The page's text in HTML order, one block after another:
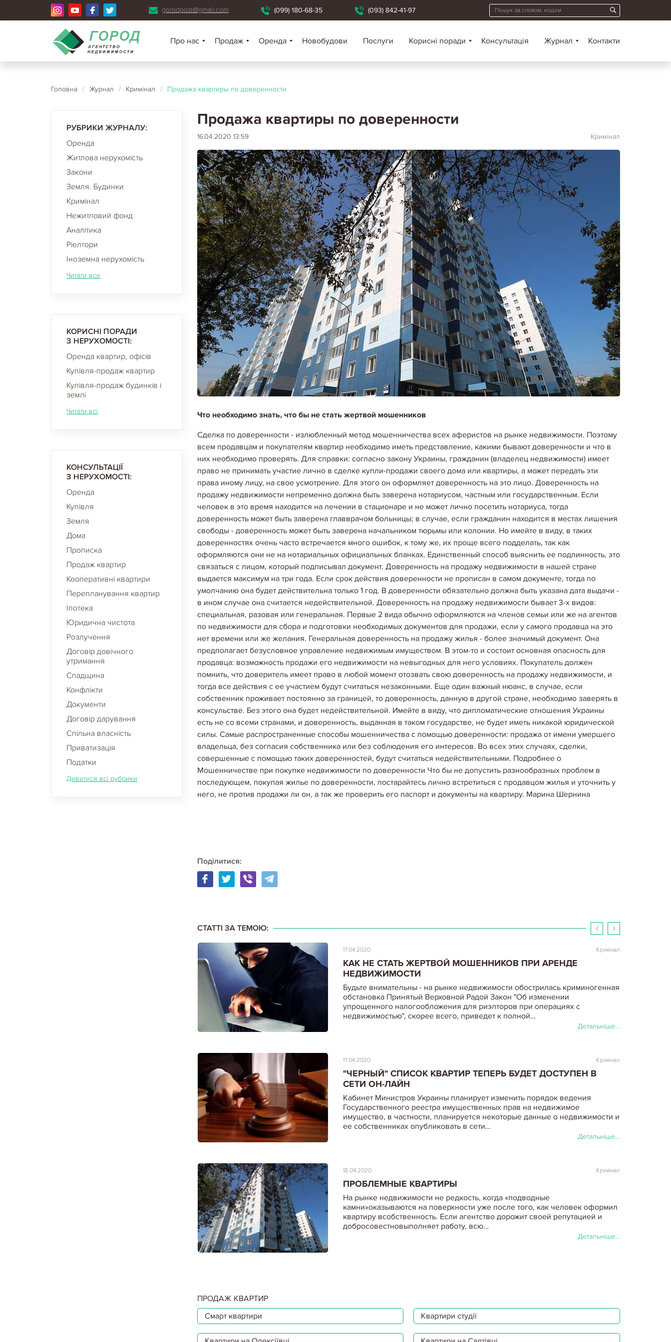
gorodpost@gmail.com (099) 180-68-35 (093) 842-41-97
Про нас Продаж Оренда Новобудови Послуги Корисні поради Консультація Журнал Контакти
Головна / Журнал / Кримінал / Продажа квартиры по доверенности
РУБРИКИ ЖУРНАЛУ:
Оренда
Житлова нерухомість
Закони
Земля. Будинки
Кримінал
Нежитловий фонд
Аналітика
Ріелтори
Іноземна нерухомість
Читати все
КОРИСНІ ПОРАДИ
З НЕРУХОМОСТІ:
Оренда квартир, офісів
Купівля-продаж квартир
Купівля-продаж будинків і
землі
Читати всі
КОНСУЛЬТАЦІЇ
З НЕРУХОМОСТІ:
Оренда
Купівля
Земля
Дома
Прописка
Продаж квартир
Кооперативні квартири
Перепланування квартир
Іпотека
Юридична чистота
Розлучення
Договір довічного
утримання
Спадщина
Конфлікти
Документи
Договір дарування
Спільна власність
Приватизація
Податки
Дивитися всі рубрики
Продажа квартиры по доверенности
16.04.2020 13:59 Кримінал
Что необходимо знать, что бы не стать жертвой мошенников
Сделка по доверенности - излюбленный метод мошенничества всех аферистов на рынке недвижимости. Поэтому
всем продавцам и покупателям квартир необходимо иметь представление, какими бывают доверенности и что в
них необходимо проверять. Для справки: согласно закону Украины, гражданин (владелец недвижимости) имеет
право не принимать участие лично в сделке купли-продажи своего дома или квартиры, а может передать эти
права иному лицу, на свое усмотрение. Для этого он оформляет доверенность на это лицо. Доверенность на
продажу недвижимости непременно должна быть заверена нотариусом, частным или государственным. Если
человек в это время находится на лечении в стационаре и не может лично посетить нотариуса, тогда
доверенность может быть заверена главврачом больницы; в случае, если гражданин находится в местах лишения
свободы - доверенность может быть заверена начальником тюрьмы или колонии. Но имейте в виду, в таких
доверенностях очень часто встречается много ошибок, к тому же, их проще всего подделать, так как
оформляются они не на нотариальных официальных бланках. Единственный способ выяснить ее подлинность, это
связаться с лицом, который подписывал документ. Доверенность на продажу недвижимости в нашей стране
выдается максимум на три года. Если срок действия доверенности не прописан в самом документе, тогда по
умолчанию она будет действительна только 1 год. В доверенности обязательно должна быть указана дата выдачи -
в ином случае она считается недействительной. Доверенность на продажу недвижимости бывает 3-х видов:
специальная, разовая или генеральная. Первые 2 вида обычно оформляются на членов семьи или же на агентов
по недвижимости для сбора и подготовки необходимых документов для продажи, если у самого продавца на это
нет времени или же желания. Генеральная доверенность на продажу жилья - более значимый документ. Она
предполагает безусловное управление недвижимым имуществом. В этом-то и состоит основная опасность для
продавца: возможность продажи его недвижимости на невыгодных для него условиях. Покупатель должен
помнить, что доверитель имеет право в любой момент отозвать свою доверенность на продажу недвижимости, и
тогда все действия с ее участием будут считаться незаконными. Еще один важный нюанс, в случае, если
собственник проживает постоянно за границей, то доверенность, данную в другой стране, необходимо заверять в
консульстве. Без этого она будет недействительной. Имейте в виду, что дипломатические отношения Украины
есть не со всеми странами, и доверенность, выданная в таком государстве, не будет иметь никакой юридической
силы. Самые распространенные способы мошенничества с помощью доверенности: продажа от имени умершего
владельца, без согласия собственника или без соблюдения его интересов. Во всех этих случаях, сделки,
совершенные с помощью таких доверенностей, будут считаться недействительными. Подробнее о
Мошенничестве при покупке недвижимости по доверенности Что бы не допустить разнообразных проблем в
последующем, покупая жилье по доверенности, постарайтесь лично встретиться с продавцом жилья и уточнить у
него, не против продажи ли он, а так же проверить его паспорт и документы на квартиру. Марина Шернина
Поділитися:
СТАТТІ ЗА ТЕМОЮ:
20.04.2020 Кримінал
УЖЕСТОЧАЮТ НАКАЗАНИЕ ЗА САМОЗАХВАТ ЖИЛЬЯ
Захват пустующей недвижимости с целью последующего проживания
признаны уголовным преступлением. Проблема самозахвата жилья стала
настолько актуальной, что правительство Англии и Уэльса вынуждено
было на это обратить внимание.…
Детальніше...
"ЧЕРНЫЙ СПИСОК" НЕДОБРОСОВЕСТНЫХ ЗАСТРОЙЩИКОВ
УКРАИНЫ
Конфедерация строителей Украины создала «черный список»
недобросовестных застройщиков. Перечень фирм входящих в него,
после его окончательного утверждения, будет предоставлен
Министерству регионального развития,…
17.04.2020 Кримінал
КАК НЕ СТАТЬ ЖЕРТВОЙ МОШЕННИКОВ ПРИ АРЕНДЕ
НЕДВИЖИМОСТИ
Будьте внимательны - на рынке недвижимости обострилась криминогенная
обстановка Принятый Верховной Радой Закон "Об изменении
упрощенного налогообложения для риэлторов при операциях с
недвижимостью", скорее всего, приведет к полной…
Детальніше...
17.04.2020 Кримінал
"ЧЕРНЫЙ" СПИСОК КВАРТИР ТЕПЕРЬ БУДЕТ ДОСТУПЕН В
СЕТИ ОН-ЛАЙН
Кабинет Министров Украины планирует изменить порядок ведения
Государственного реестра имущественных прав на недвижимое
имущество, в частности, планируется некоторые данные о недвижимости и
ее собственниках опубликовать в сети…
Детальніше...
18.04.2020 Кримінал
ПРОБЛЕМНЫЕ КВАРТИРЫ
На рынке недвижимости не редкость, когда «подводные
камни»оказываются на поверхности уже после того, как человек оформил
квартиру всобственность. Если агентство дорожит своей репутацией и
добросовестновыполняет работу, всю…
Детальніше...
Без специальных знаний самостоятельная покупка недвижимости нанесет
немалый ущерб не только вашему свободному времени и нервам, но и
семейному бюджету. Для того чтобы избежать этого, прислушайтесь к
советам профессионалов.Основная…
ПРОДАЖ КВАРТИР
Смарт квартири
Квартири студії